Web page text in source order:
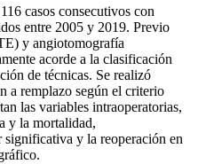
casos consecutivos con
entre 2005 y 2019. Previo
y angiotomografía
acorde a la clasificación
de técnicas. Se realizó
a remplazo según el criterio
las variables intraoperatorias,
y la mortalidad,
y la reoperación en